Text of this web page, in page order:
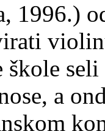
1996.)
škole
a